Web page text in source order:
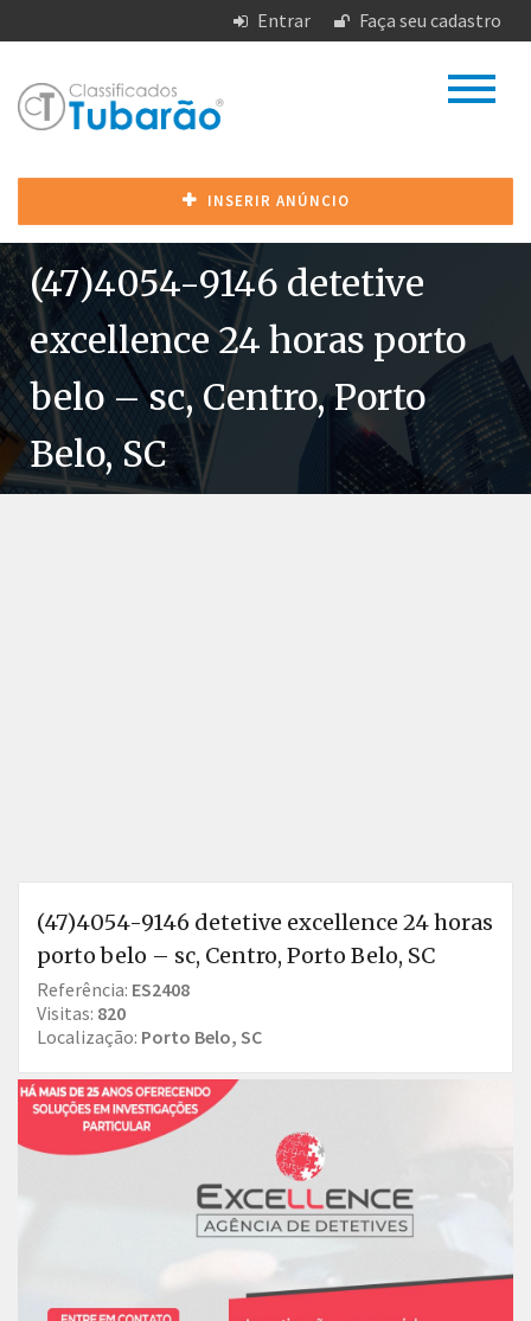
Entrar Faça seu cadastro
INSERIR ANÚNCIO
(47)4054-9146 detetive
excellence 24 horas porto
belo – sc, Centro, Porto
Belo, SC
(47)4054-9146 detetive excellence 24 horas
porto belo – sc, Centro, Porto Belo, SC
Referência: ES2408
Visitas: 820
Localização: Porto Belo, SC